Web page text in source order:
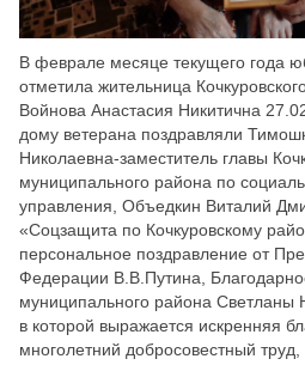
В феврале месяце текущего года
отметила жительница
Войнова Анастасия Никитична
дому ветерана поздравляли
Николаевна-заместитель главы
муниципального района по
управления, Объедкин Виталий
«Соцзащита по Кочкуровскому
персональное поздравление от
Федерации В.В.Путина,
муниципального района Светланы
в которой выражается искренняя
многолетний добросовестный